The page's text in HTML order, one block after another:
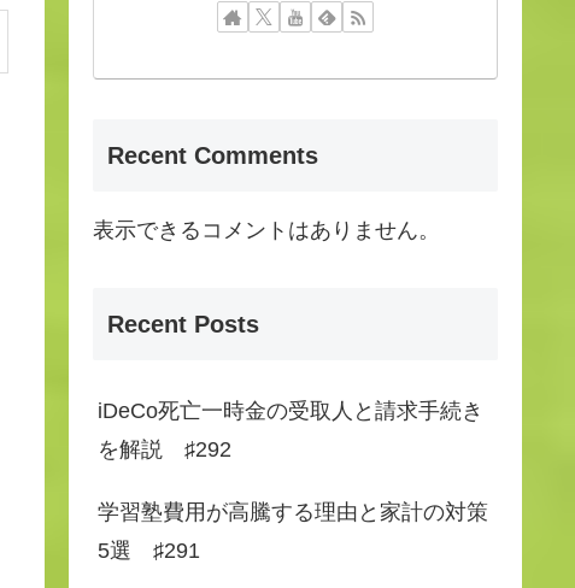
Recent Comments
表示できるコメントはありません。
Recent Posts
iDeCo死亡一時金の受取人と請求手続き
を解説 ♯292
学習塾費用が高騰する理由と家計の対策
5選 ♯291